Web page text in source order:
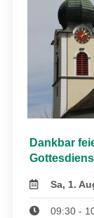
Dankbar
Sa, 1.
09:30 -